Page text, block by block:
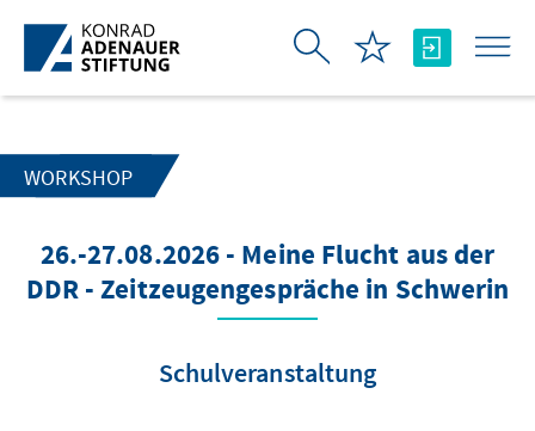
Zum Hauptinhalt springen
WORKSHOP
26.-27.08.2026 - Meine Flucht aus der
DDR - Zeitzeugengespräche in Schwerin
Schulveranstaltung